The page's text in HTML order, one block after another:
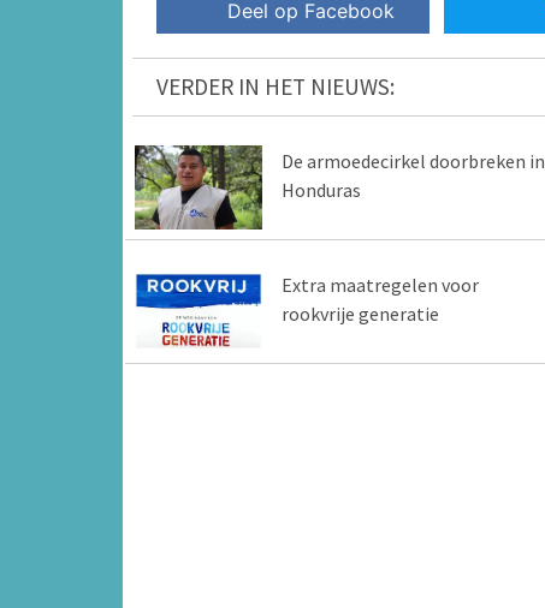
Deel op Facebook
VERDER IN HET NIEUWS:
De armoedecirkel doorbreken in
Honduras
Extra maatregelen voor
rookvrije generatie